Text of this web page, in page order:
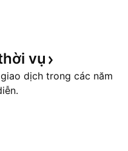
vụ
dịch trong các năm